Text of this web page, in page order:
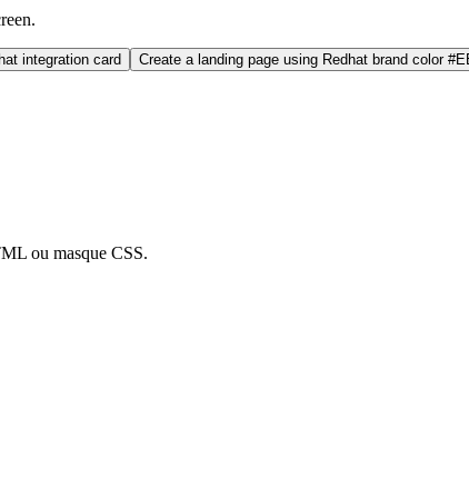
integration card Create a landing page using Redhat brand color
ou masque CSS.